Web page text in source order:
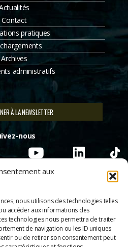
aux
nous utilisons des technologies telles
accéder aux informations des
technologies nous permettra de traiter
de navigation ou les ID uniques
ou de retirer son consentement peut
Contact
pratiques
Archives
administratifs
À LA NEWSLETTER
nous